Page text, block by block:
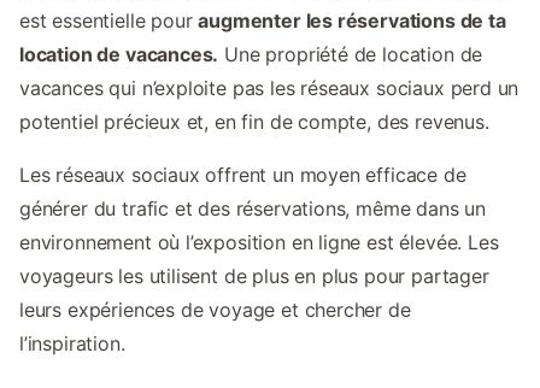
est essentielle pouraugmenter les réservations de ta
location de vacances. Une propriété de location de
vacances qui n’exploite pas les réseaux sociaux perd un
potentiel précieux et, en fin de compte, des revenus.
Les réseaux sociaux offrent un moyen efficace de
générer du trafic et des réservations, même dans un
environnement où l’exposition en ligne est élevée. Les
voyageurs les utilisent de plus en plus pour partager
leurs expériences de voyage et chercher de
l’inspiration.